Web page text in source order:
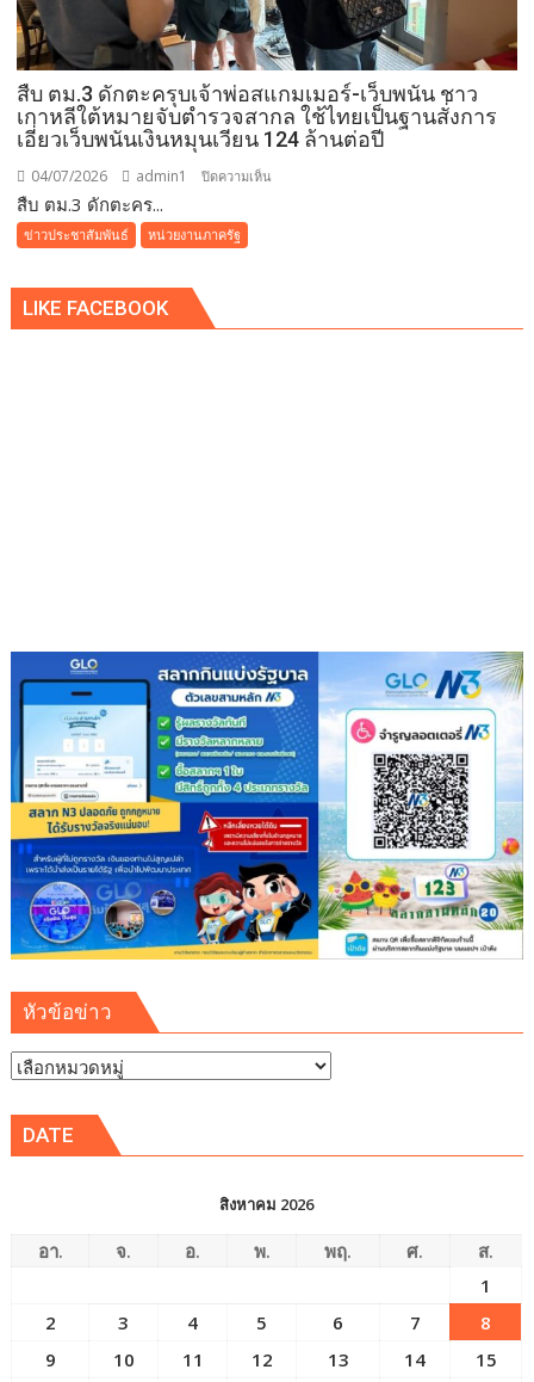
อุบลราชธานี
สู่
เมือง
สุข
ภาวะ
ต้นแบบ
สืบ ตม.3 ดักตะครุบเจ้าพ่อสแกมเมอร์-เว็บพนัน ชาว
เกาหลีใต้หมายจับตำรวจสากล ใช้ไทยเป็นฐานสั่งการ
เอี่ยวเว็บพนันเงินหมุนเวียน 124 ล้านต่อปี
04/07/2026 admin1 ปิดความเห็น
พ่อ
สากล
ใช้
ไทย
เป็น
ฐาน
สั่ง
การ
เอี่ยว
เว็บ
พนัน
เงิน
หมุนเวียน
124
สืบ ตม.3 ดักตะคร...
ข่าวประชาสัมพันธ์ หน่วยงานภาครัฐ
LIKE FACEBOOK
หัวข้อข่าว
หัวข้อ
DATE
สิงหาคม 2026
อา. จ. อ. พ. พฤ. ศ.
ส.
1
2
3 4 5 6 7
8
9
10 11 12 13 14
15